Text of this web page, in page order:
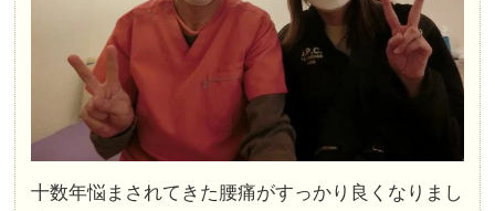
十数年悩まされてきた腰痛がすっかり良くなりまし